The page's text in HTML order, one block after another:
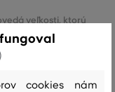
veľkosti, ktorú
cookies nám